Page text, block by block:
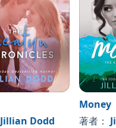
Jillian Dodd
Money
著者：